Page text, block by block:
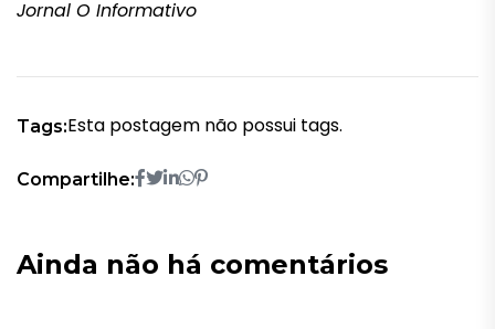
Jornal O Informativo
Tags:Esta postagem não possui tags.
Compartilhe:
Ainda não há comentários